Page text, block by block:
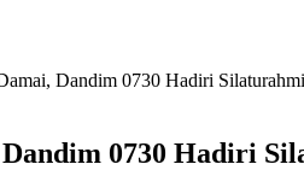
Dandim 0730 Hadiri
0730 Hadiri